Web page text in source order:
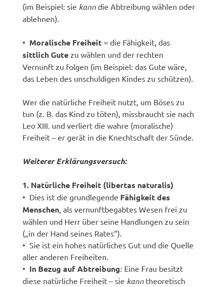
(im Beispiel: sie kann die Abtreibung wählen oder
ablehnen).
• Moralische Freiheit = die Fähigkeit, das
sittlich Gute zu wählen und der rechten
Vernunft zu folgen (im Beispiel: das Gute wäre,
das Leben des unschuldigen Kindes zu schützen).
Wer die natürliche Freiheit nutzt, um Böses zu
tun (z. B. das Kind zu töten), missbraucht sie nach
Leo XIII. und verliert die wahre (moralische)
Freiheit – er gerät in die Knechtschaft der Sünde.
Weiterer Erklärungsversuch:
1. Natürliche Freiheit (libertas naturalis)
• Dies ist die grundlegende Fähigkeit des
Menschen , als vernunftbegabtes Wesen frei zu
wählen und Herr über seine Handlungen zu sein
(„in der Hand seines Rates“).
• Sie ist ein hohes natürliches Gut und die Quelle
aller anderen Freiheiten.
• In Bezug auf Abtreibung: Eine Frau besitzt
diese natürliche Freiheit – sie kann theoretisch